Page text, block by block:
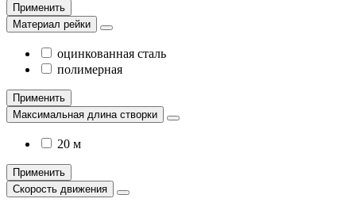
Применить
Материал рейки
оцинкованная сталь
полимерная
Применить
Максимальная длина створки
20 м
Применить
Скорость движения